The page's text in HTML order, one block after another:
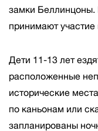
замки Беллинцоны.
принимают
Дети 11-13 лет
расположенные
исторические
по каньонам или
запланированы